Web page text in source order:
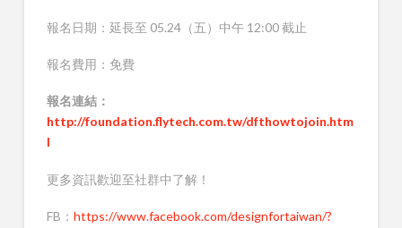
報名日期：延長至 05.24（五）中午 12:00 截止
報名費用：免費
報名連結：
http://foundation.flytech.com.tw/dfthowtojoin.htm
l
更多資訊歡迎至社群中了解！
FB： https://www.facebook.com/designfortaiwan/?